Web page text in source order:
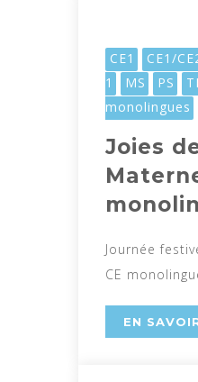
CE1 CE1/
1
MS PS
monolingues
Joies
Journée
CE
EN